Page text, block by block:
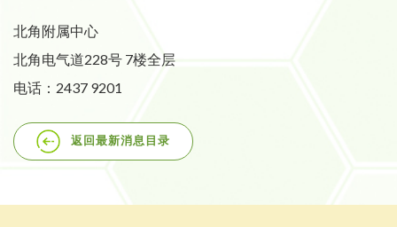
北角附属中心
北角电气道228号 7楼全层
电话：2437 9201
返回最新消息目录